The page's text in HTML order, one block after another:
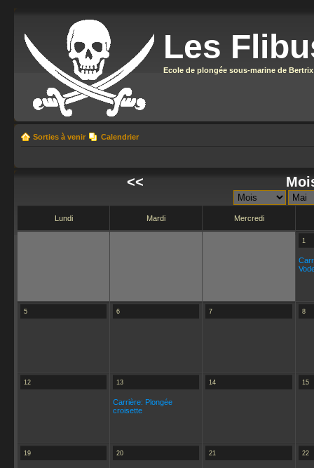
Les
Ecole de plongée sous-marine de Bertrix
Sorties à venir Calendrier
<<
Lundi Mardi Mercredi
1
5 6 7 8
12 13
Carrière: Plongée
croisette
14 15
19 20 21 22